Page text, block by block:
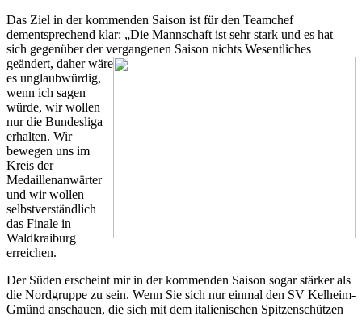
Das Ziel in der kommenden Saison ist für den Teamchef
dementsprechend klar: „Die Mannschaft ist sehr stark und es hat
sich gegenüber der vergangenen Saison nichts Wesentliches
geändert, daher wäre
es unglaubwürdig,
wenn ich sagen
würde, wir wollen
nur die Bundesliga
erhalten. Wir
bewegen uns im
Kreis der
Medaillenanwärter
und wir wollen
selbstverständlich
das Finale in
Waldkraiburg
erreichen.
Der Süden erscheint mir in der kommenden Saison sogar stärker als
die Nordgruppe zu sein. Wenn Sie sich nur einmal den SV Kelheim-
Gmünd anschauen, die sich mit dem italienischen Spitzenschützen